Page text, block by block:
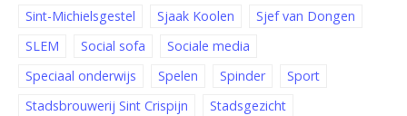
Sint-Michielsgestel
Sjaak Koolen
Sjef van Dongen
SLEM
Social sofa
Sociale media
Speciaal onderwijs
Spelen Spinder
Sport
Stadsbrouwerij Sint Crispijn
Stadsgezicht